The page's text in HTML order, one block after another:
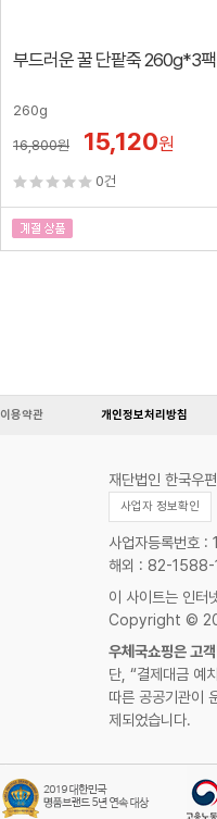
부드러운 꿀 단팥죽 260g*3
260g
16,800원 15,120원
0건
이용약관 개인정보처리방침
재단법인 한국우
사업자 정보확인
사업자등록번호
해외 : 82-
이 사이트는 인터
Copyright ©
우체국쇼핑은 고
단, “결제대금 예
따른 공공기관이
제되었습니다.